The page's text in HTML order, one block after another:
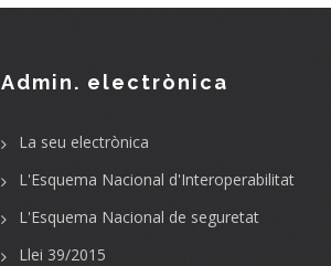
Admin. electrònica
La seu electrònica
L'Esquema Nacional d'Interoperabilitat
L'Esquema Nacional de seguretat
Llei 39/2015